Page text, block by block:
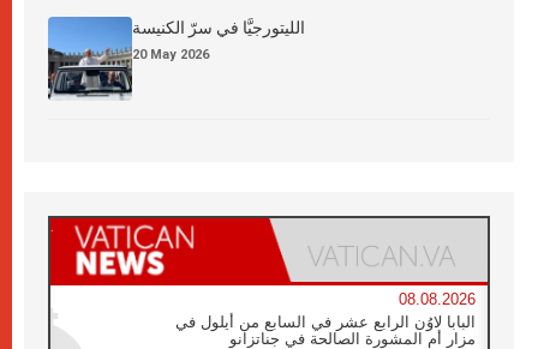
الليتورجيَّا في سرّ الكنيسة
20 May 2026
08.08.2026
البابا لاوُن الرابع عشر في السابع من أيلول في
مزار أم المشورة الصالحة في جناتزانو